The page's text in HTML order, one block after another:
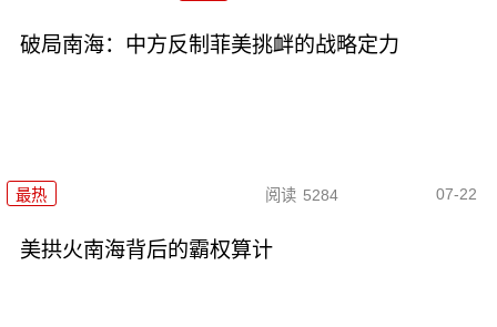
破局南海：中方反制菲美挑衅的战略定力
最热 阅读 5284 07-22
美拱火南海背后的霸权算计